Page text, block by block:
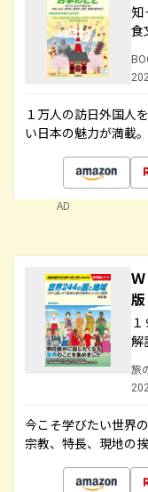
知
食
１万人の訪日外国人
い日本の魅力が満載
AD
版
解
旅
今こそ学びたい世界
宗教、特長、現地の